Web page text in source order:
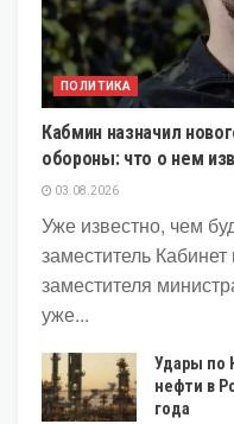
ПОЛИТИКА
Кабмин назначил
обороны: что о нем
03.08.2026
Уже известно, чем
заместитель
заместителя
уже...
Удары по
нефти в
года